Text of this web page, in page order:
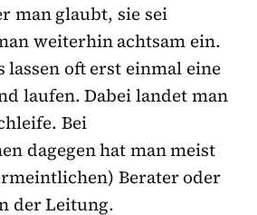
man glaubt, sie sei
weiterhin achtsam ein.
lassen oft erst einmal eine
laufen. Dabei landet man
Bei
dagegen hat man meist
Berater oder
der Leitung.